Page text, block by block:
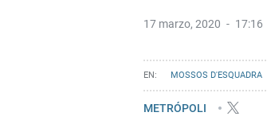
17 marzo, 2020 17:16
MOSSOS D'ESQUADRA
METRÓPOLI